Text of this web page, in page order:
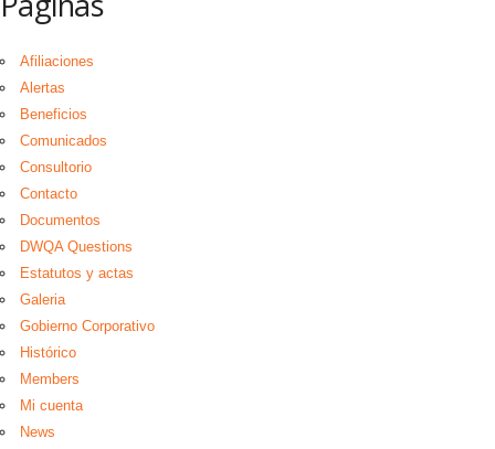
Afiliaciones
Alertas
Beneficios
Comunicados
Consultorio
Contacto
Documentos
DWQA Questions
Estatutos y actas
Galeria
Gobierno Corporativo
Histórico
Members
Mi cuenta
News